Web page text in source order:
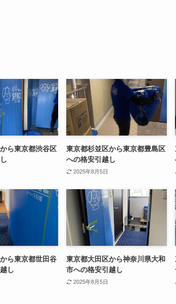
ら東京都渋谷区
東京都杉並区から東京都豊島区
への格安引越し
2025年8月5日
ら東京都世田谷
し
東京都大田区から神奈川県大和
市への格安引越し
2025年8月5日